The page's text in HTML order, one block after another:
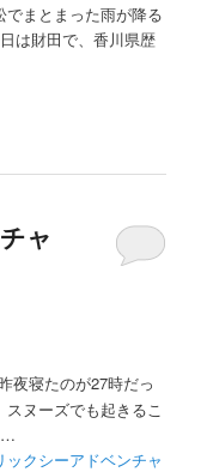
まとまった雨が降る
は財田で、香川県歴
ャ
夜寝たのが27時だっ
ヌーズでも起きるこ
ックシーアドベンチャ